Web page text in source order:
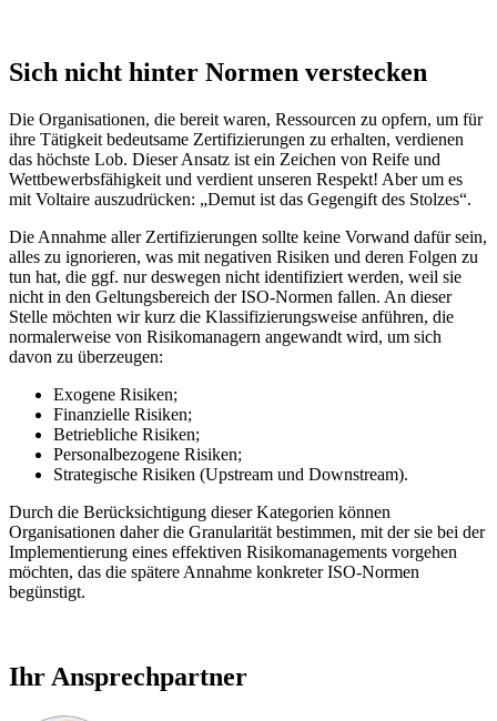
Sich nicht hinter Normen verstecken
Die Organisationen, die bereit waren, Ressourcen zu opfern, um für
ihre Tätigkeit bedeutsame Zertifizierungen zu erhalten, verdienen
das höchste Lob. Dieser Ansatz ist ein Zeichen von Reife und
Wettbewerbsfähigkeit und verdient unseren Respekt! Aber um es
mit Voltaire auszudrücken: „Demut ist das Gegengift des Stolzes“.
Die Annahme aller Zertifizierungen sollte keine Vorwand dafür sein,
alles zu ignorieren, was mit negativen Risiken und deren Folgen zu
tun hat, die ggf. nur deswegen nicht identifiziert werden, weil sie
nicht in den Geltungsbereich der ISO-Normen fallen. An dieser
Stelle möchten wir kurz die Klassifizierungsweise anführen, die
normalerweise von Risikomanagern angewandt wird, um sich
davon zu überzeugen:
Exogene Risiken;
Finanzielle Risiken;
Betriebliche Risiken;
Personalbezogene Risiken;
Strategische Risiken (Upstream und Downstream).
Durch die Berücksichtigung dieser Kategorien können
Organisationen daher die Granularität bestimmen, mit der sie bei der
Implementierung eines effektiven Risikomanagements vorgehen
möchten, das die spätere Annahme konkreter ISO-Normen
begünstigt.
Ihr Ansprechpartner